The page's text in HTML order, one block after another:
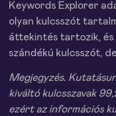
Keywords Explorer
olyan kulcsszót
áttekintés tartozik,
szándékú kulcsszót,
Megjegyzés.
kiváltó kulcsszavak
ezért az információs